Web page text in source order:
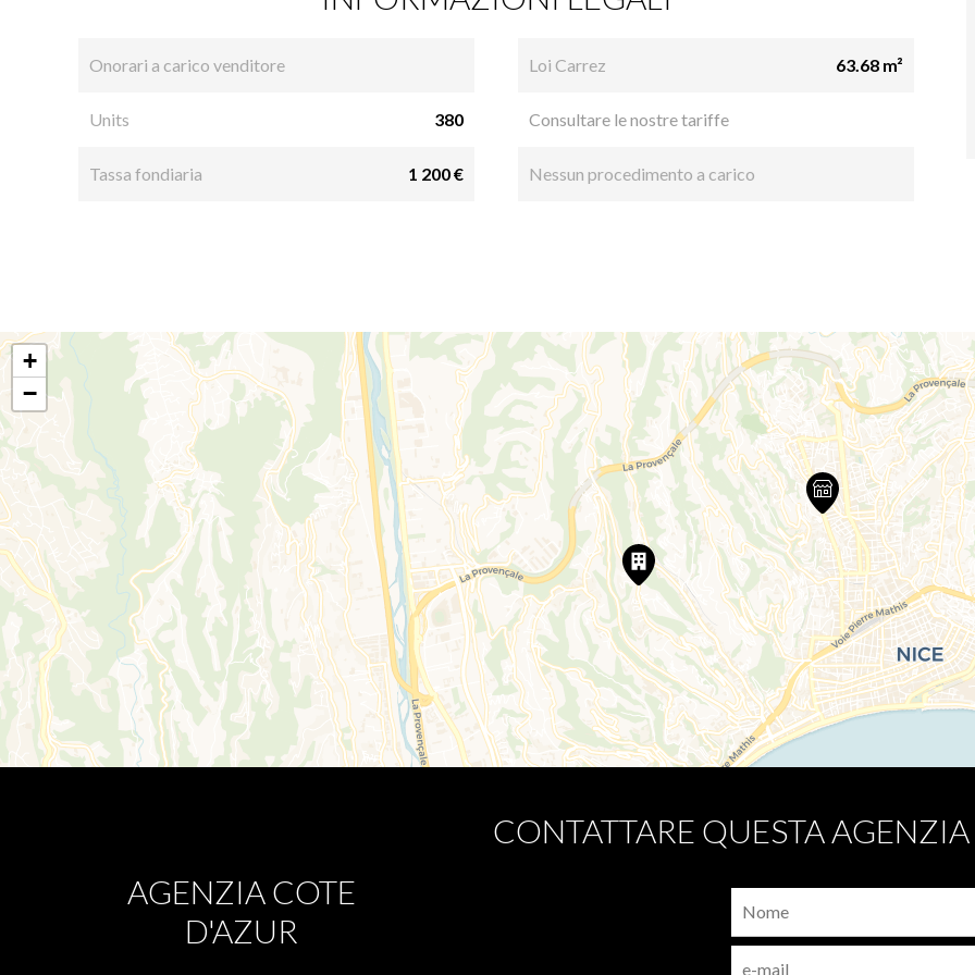
Onorari a carico venditore
Units 380
Tassa fondiaria 1 200 €
Loi Carrez 63.68 m²
Consultare le nostre tariffe
Nessun procedimento a carico
+
−
CONTATTARE QUESTA AGENZIA
AGENZIA COTE
D'AZUR